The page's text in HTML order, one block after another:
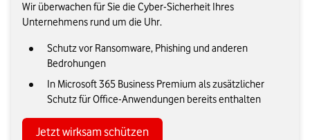
Wir überwachen für Sie die Cyber-Sicherheit Ihres
Unternehmens rund um die Uhr.
Schutz vor Ransomware, Phishing und anderen
Bedrohungen
In Microsoft 365 Business Premium als zusätzlicher
Schutz für Office-Anwendungen bereits enthalten
Jetzt wirksam schützen